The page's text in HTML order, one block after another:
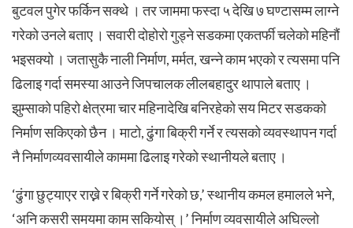
बुटवल पुगेर फर्किन सक्थे । तर जाममा फस्दा ५ देखि ७ घण्टासम्म लाग्ने
गरेको उनले बताए । सवारी दोहोरो गुड्ने सडकमा एकतर्फी चलेको महिनौं
भइसक्यो । जतासुकै नाली निर्माण, मर्मत, खन्ने काम भएको र त्यसमा पनि
ढिलाइ गर्दा समस्या आउने जिपचालक लीलबहादुर थापाले बताए ।
झुम्साको पहिरो क्षेत्रमा चार महिनादेखि बनिरहेको सय मिटर सडकको
निर्माण सकिएको छैन । माटो, ढुंगा बिक्री गर्ने र त्यसको व्यवस्थापन गर्दा
नै निर्माणव्यवसायीले काममा ढिलाइ गरेको स्थानीयले बताए ।
‘ढुंगा छुट्याएर राख्ने र बिक्री गर्ने गरेको छ,’ स्थानीय कमल हमालले भने,
‘अनि कसरी समयमा काम सकियोस् ।’ निर्माण व्यवसायीले अघिल्लो